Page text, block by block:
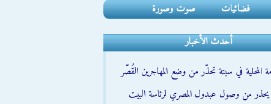
فضائيات صوت وصورة
أحدث الأخبار
المحلية في سبتة تحذّر من وضع المهاجرين القُصّر
من وصول عبدول المصري لرئاسة البيت